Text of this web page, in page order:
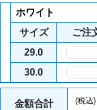
ホワイト
サイズ
ご注
29.0
30.0
金額合計 (税込)